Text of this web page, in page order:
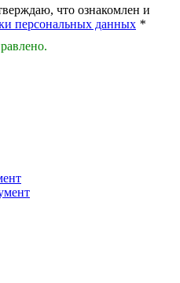
что ознакомлен и
персональных данных *